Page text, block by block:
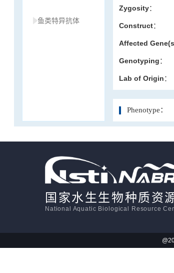
鱼类特异抗体
Zygosity：
Construct：
Affected
Genotyping：
Lab of Origin：
Phenotype：
国家水生生物种质资
National Aquatic Biological Resource